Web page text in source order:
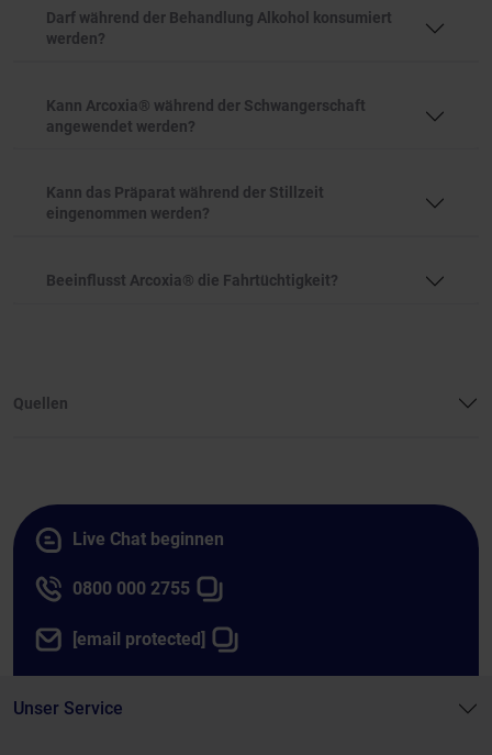
Darf während der Behandlung Alkohol konsumiert
werden?
Kann Arcoxia® während der Schwangerschaft
angewendet werden?
Kann das Präparat während der Stillzeit
eingenommen werden?
Beeinflusst Arcoxia® die Fahrtüchtigkeit?
Quellen
Live Chat beginnen
0800 000 2755
[email protected]
Unser Service